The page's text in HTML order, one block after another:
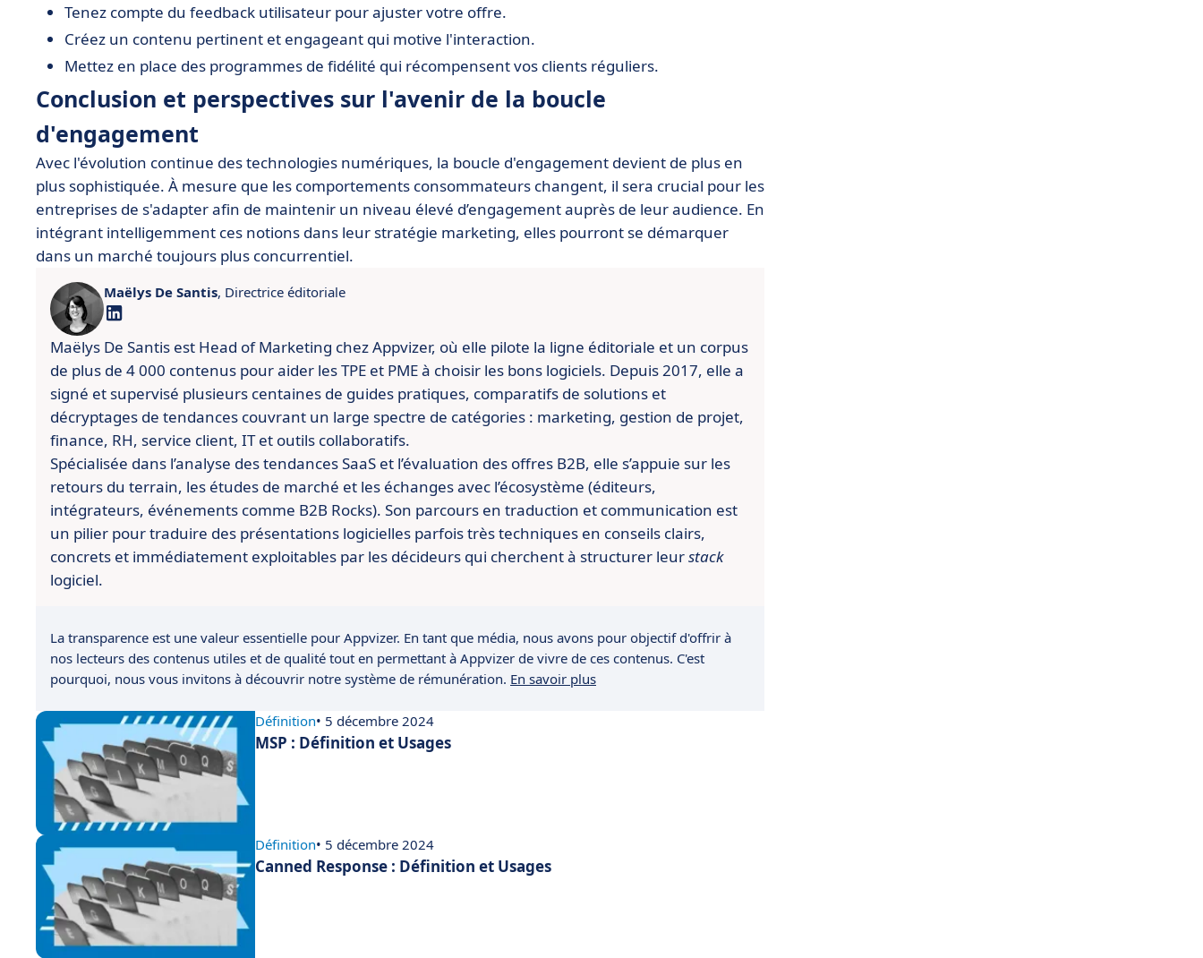
Tenez compte du feedback utilisateur pour ajuster votre offre.
Créez un contenu pertinent et engageant qui motive l'interaction.
Mettez en place des programmes de fidélité qui récompensent vos clients réguliers.
Conclusion et perspectives sur l'avenir de la boucle
d'engagement
Avec l'évolution continue des technologies numériques, la boucle d'engagement devient de plus en
plus sophistiquée. À mesure que les comportements consommateurs changent, il sera crucial pour les
entreprises de s'adapter afin de maintenir un niveau élevé d’engagement auprès de leur audience. En
intégrant intelligemment ces notions dans leur stratégie marketing, elles pourront se démarquer
dans un marché toujours plus concurrentiel.
Maëlys De Santis, Directrice éditoriale
Maëlys De Santis est Head of Marketing chez Appvizer, où elle pilote la ligne éditoriale et un corpus
de plus de 4 000 contenus pour aider les TPE et PME à choisir les bons logiciels. Depuis 2017, elle a
signé et supervisé plusieurs centaines de guides pratiques, comparatifs de solutions et
décryptages de tendances couvrant un large spectre de catégories : marketing, gestion de projet,
finance, RH, service client, IT et outils collaboratifs.
Spécialisée dans l’analyse des tendances SaaS et l’évaluation des offres B2B, elle s’appuie sur les
retours du terrain, les études de marché et les échanges avec l’écosystème (éditeurs,
intégrateurs, événements comme B2B Rocks). Son parcours en traduction et communication est
un pilier pour traduire des présentations logicielles parfois très techniques en conseils clairs,
concrets et immédiatement exploitables par les décideurs qui cherchent à structurer leurstack
logiciel.
La transparence est une valeur essentielle pour Appvizer. En tant que média, nous avons pour objectif d'offrir à
nos lecteurs des contenus utiles et de qualité tout en permettant à Appvizer de vivre de ces contenus. C'est
pourquoi, nous vous invitons à découvrir notre système de rémunération. En savoir plus
Définition• 5 décembre 2024
MSP : Définition et Usages
Définition• 5 décembre 2024
Canned Response : Définition et Usages